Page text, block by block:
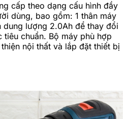
cấp theo dạng cấu hình đầy
dùng, bao gồm: 1 thân máy
dung lượng 2.0Ah để thay đổi
tiêu chuẩn. Bộ máy phù hợp
nội thất và lắp đặt thiết bị